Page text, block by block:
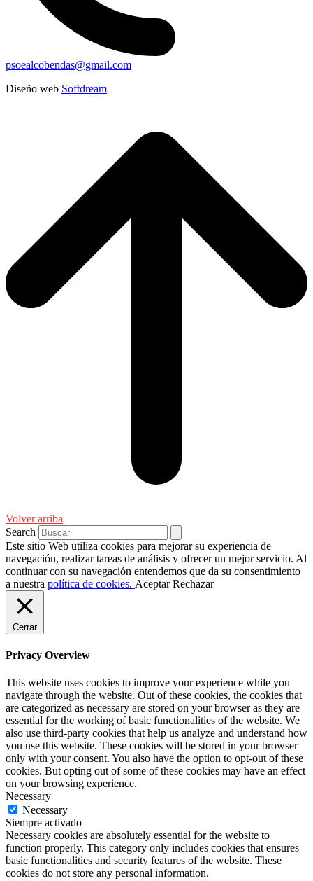
psoealcobendas@gmail.com
Diseño web Softdream
Volver arriba
Search
Este sitio Web utiliza cookies para mejorar su experiencia de
navegación, realizar tareas de análisis y ofrecer un mejor servicio. Al
continuar con su navegación entendemos que da su consentimiento
a nuestra política de cookies. Aceptar Rechazar
Cerrar
Privacy Overview
This website uses cookies to improve your experience while you
navigate through the website. Out of these cookies, the cookies that
are categorized as necessary are stored on your browser as they are
essential for the working of basic functionalities of the website. We
also use third-party cookies that help us analyze and understand how
you use this website. These cookies will be stored in your browser
only with your consent. You also have the option to opt-out of these
cookies. But opting out of some of these cookies may have an effect
on your browsing experience.
Necessary
Necessary
Siempre activado
Necessary cookies are absolutely essential for the website to
function properly. This category only includes cookies that ensures
basic functionalities and security features of the website. These
cookies do not store any personal information.